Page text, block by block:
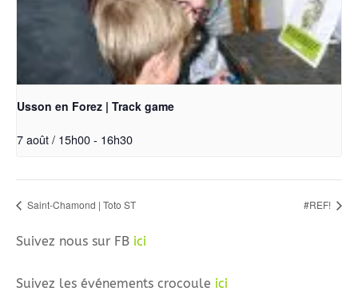
Usson en Forez | Track game
7 août / 15h00- 16h30
Saint-Chamond | Toto ST #REF!
Suivez nous sur FB ici
Suivez les événements crocoule ici